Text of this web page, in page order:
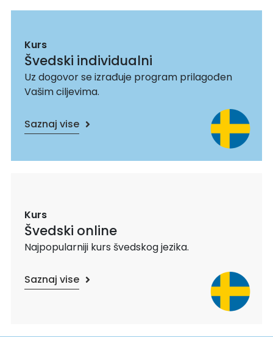
Kurs
Švedski individualni
Uz dogovor se izrađuje program prilagođen
Vašim ciljevima.
Saznaj vise
Kurs
Švedski online
Najpopularniji kurs švedskog jezika.
Saznaj vise